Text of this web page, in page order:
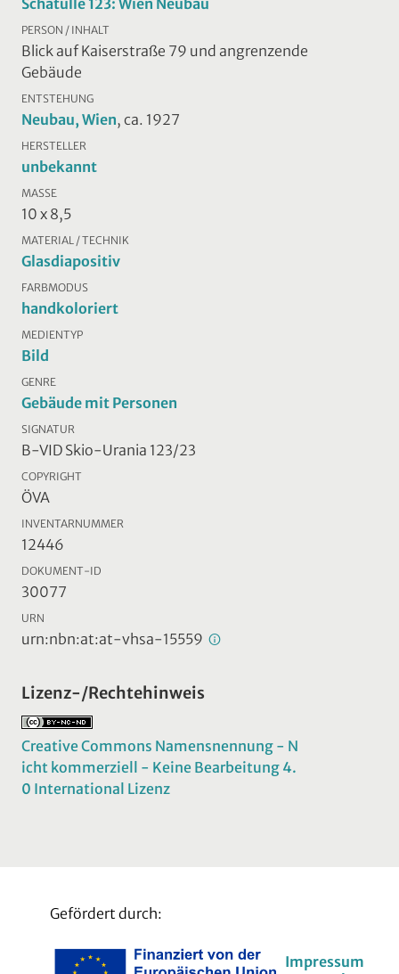
Schatulle 123: Wien Neubau
PERSON / INHALT
Blick auf Kaiserstraße 79 und angrenzende
Gebäude
ENTSTEHUNG
Neubau, Wien, ca. 1927
HERSTELLER
unbekannt
MASSE
10 x 8,5
MATERIAL / TECHNIK
Glasdiapositiv
FARBMODUS
handkoloriert
MEDIENTYP
Bild
GENRE
Gebäude mit Personen
SIGNATUR
B-VID Skio-Urania 123/23
COPYRIGHT
ÖVA
INVENTARNUMMER
12446
DOKUMENT-ID
30077
URN
urn:nbn:at:at-vhsa-15559
Lizenz-/Rechtehinweis
Creative Commons Namensnennung - N
icht kommerziell - Keine Bearbeitung 4.
0 International Lizenz
Gefördert durch:
Impressum